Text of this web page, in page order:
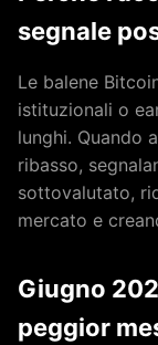
segnale
Le balene
istituzionali o
lunghi. Quando
ribasso,
sottovalutato,
mercato e
Giugno
peggior